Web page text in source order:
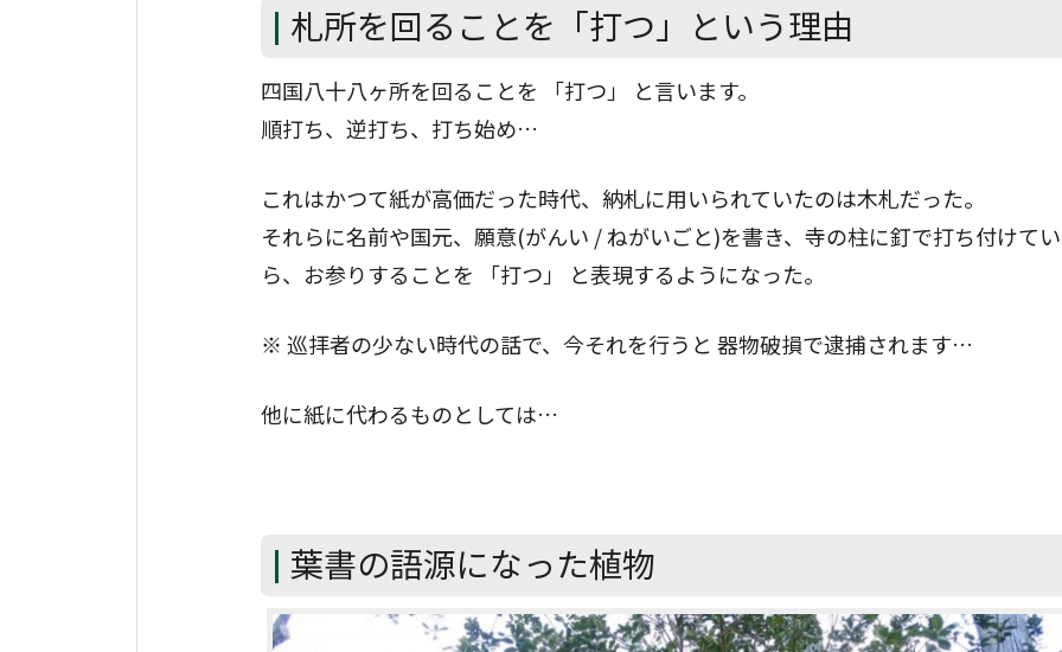
札所を回ることを「打つ」という理由
四国八十八ヶ所を回ることを 「打つ」 と言います。
順打ち、逆打ち、打ち始め…
これはかつて紙が高価だった時代、納札に用いられていたのは木札だった。
それらに名前や国元、願意(がんい / ねがいごと)を書き、寺の柱に釘で打ち付けて
ら、お参りすることを 「打つ」 と表現するようになった。
※ 巡拝者の少ない時代の話で、今それを行うと 器物破損で逮捕されます…
他に紙に代わるものとしては…
葉書の語源になった植物